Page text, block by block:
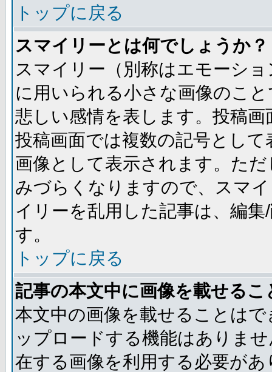
トップに戻る
スマイリーとは何でしょうか？
スマイリー（別称はエモーシ
に用いられる小さな画像のこ
悲しい感情を表します。投稿
投稿画面では複数の記号とし
画像として表示されます。た
みづらくなりますので、スマ
イリーを乱用した記事は、編
す。
トップに戻る
記事の本文中に画像を載せる
本文中の画像を載せることは
ップロードする機能はありま
在する画像を利用する必要が